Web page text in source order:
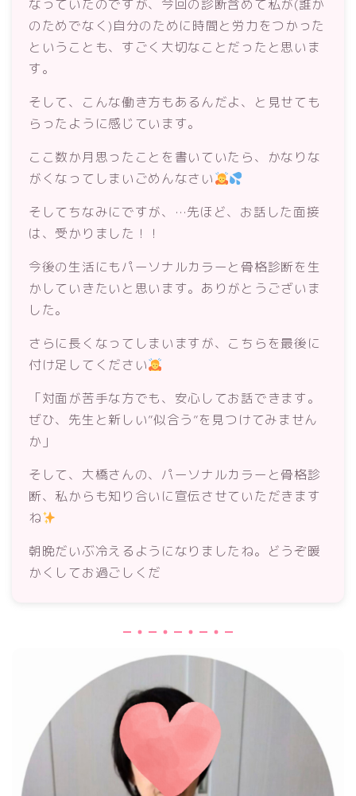
なっていたのですが、今回の診断含めて私が(誰か
のためでなく)自分のために時間と労力をつかった
ということも、すごく大切なことだったと思いま
す。
そして、こんな働き方もあるんだよ、と見せても
らったように感じています。
ここ数か月思ったことを書いていたら、かなりな
がくなってしまいごめんなさい
そしてちなみにですが、…先ほど、お話した面接
は、受かりました！！
今後の生活にもパーソナルカラーと骨格診断を生
かしていきたいと思います。ありがとうございま
した。
さらに長くなってしまいますが、こちらを最後に
付け足してください
「対面が苦手な方でも、安心してお話できます。
ぜひ、先生と新しい”似合う”を見つけてみません
か」
そして、大橋さんの、パーソナルカラーと骨格診
断、私からも知り合いに宣伝させていただきます
ね
朝晩だいぶ冷えるようになりましたね。どうぞ暖
かくしてお過ごしくだ